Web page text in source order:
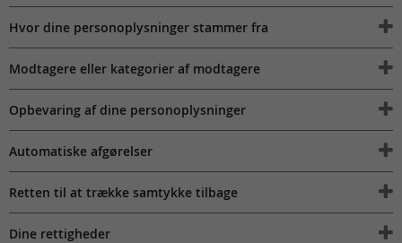
Hvor dine personoplysninger stammer fra
Modtagere eller kategorier af modtagere
Opbevaring af dine personoplysninger
Automatiske afgørelser
Retten til at trække samtykke tilbage
Dine rettigheder